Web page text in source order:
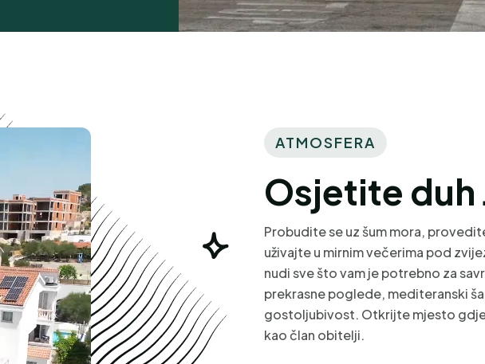
ATMOSFERA
Osjetite duh
Probudite se uz šum mora,
uživajte u mirnim večerima pod
nudi sve što vam je potrebno za
prekrasne poglede, mediteranski
gostoljubivost. Otkrijte mjesto
kao član obitelji.